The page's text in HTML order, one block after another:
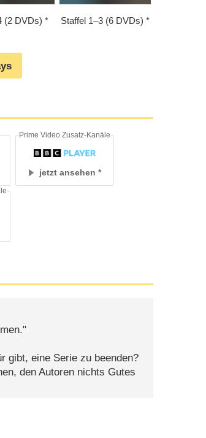
(2 DVDs) Staffel 1⁠–⁠3 (6 DVDs)
jetzt ansehen
Prime Video Zusatz-Kanäle
gibt, eine Serie zu beenden?
den Autoren nichts Gutes